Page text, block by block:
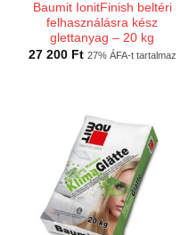
Baumit IonitFinish beltéri
felhasználásra kész
glettanyag – 20 kg
27 200 Ft 27% ÁFA-t tartalmaz